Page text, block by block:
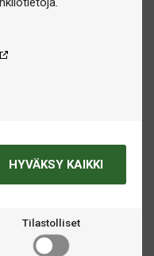
HYVÄKSY KAIKKI
Tilastolliset